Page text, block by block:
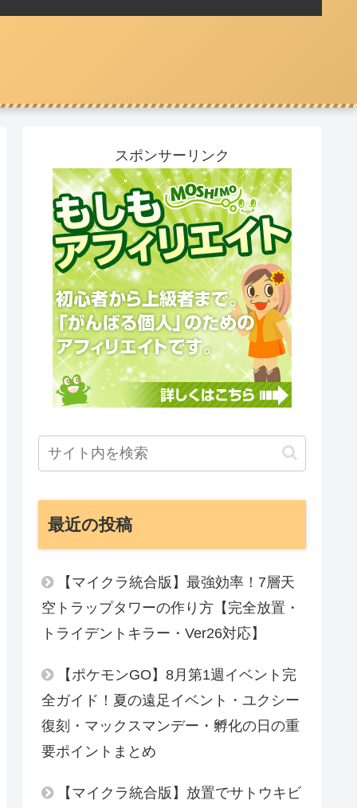
スポンサーリンク
最近の投稿
【マイクラ統合版】最強効率！7層天
空トラップタワーの作り方【完全放置・
トライデントキラー・Ver26対応】
【ポケモンGO】8月第1週イベント完
全ガイド！夏の遠足イベント・ユクシー
復刻・マックスマンデー・孵化の日の重
要ポイントまとめ
【マイクラ統合版】放置でサトウキビ